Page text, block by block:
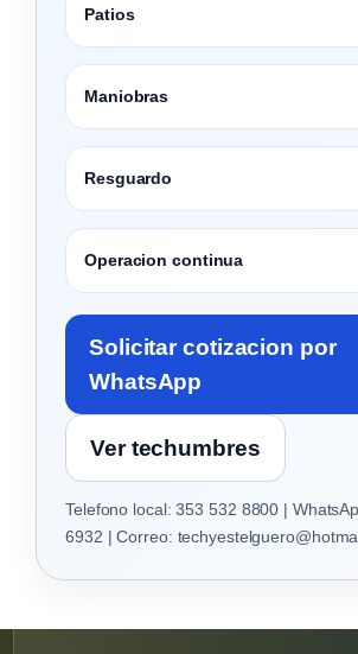
Patios
Maniobras
Resguardo
Operacion continua
Solicitar cotizacion por
WhatsApp
Ver techumbres
Telefono local: 353 532 8800 |
6932 | Correo: